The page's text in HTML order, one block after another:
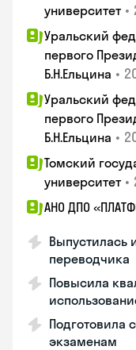
университет •
Уральский
первого
Б.Н.Ельцина •
Уральский
первого
Б.Н.Ельцина •
Томский
университет •
АНО ДПО
Выпустилась
переводчика
Повысила
Подготовила
экзаменам